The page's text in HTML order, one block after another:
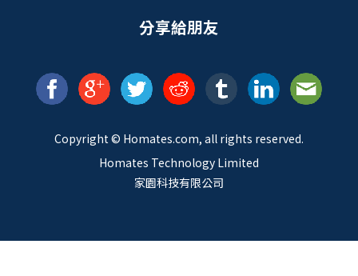
分享給朋友
Copyright © Homates.com, all rights reserved.
Homates Technology Limited
家園科技有限公司